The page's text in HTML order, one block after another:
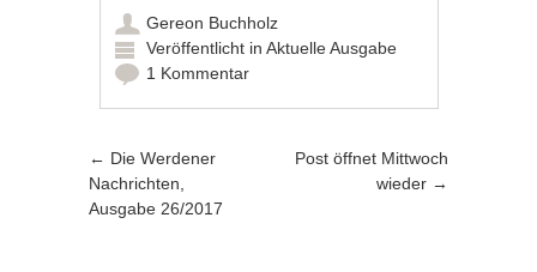
Gereon Buchholz
Veröffentlicht inAktuelle Ausgabe
1 Kommentar
Artikel-Navigation
← Die Werdener
Nachrichten,
Ausgabe 26/2017
Post öffnet Mittwoch
wieder →